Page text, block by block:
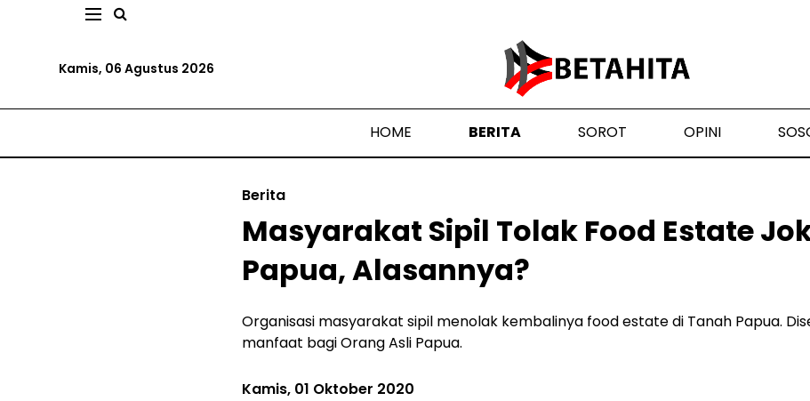
Kamis, 06 Agustus 2026
HOME BERITA SOROT OPINI
Berita
Masyarakat Sipil Tolak Food Estate
Papua, Alasannya?
Organisasi masyarakat sipil menolak kembalinya food estate di Tanah Papua.
manfaat bagi Orang Asli Papua.
Kamis, 01 Oktober 2020